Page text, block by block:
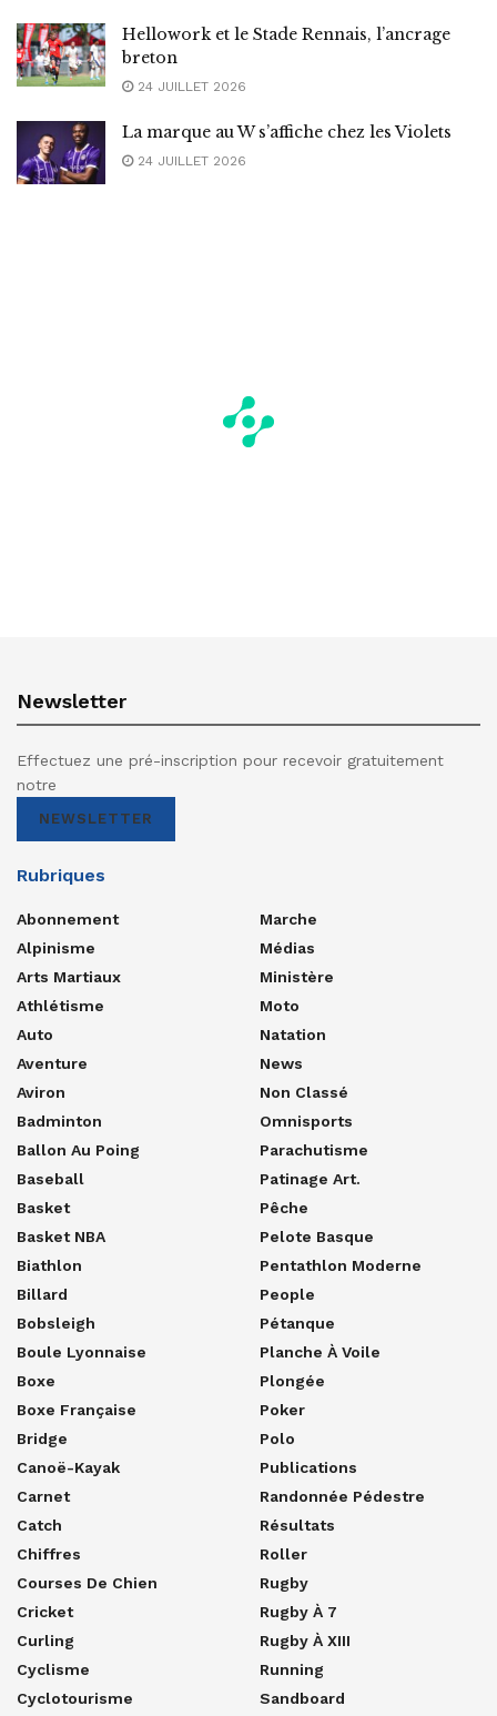
Hellowork et le Stade Rennais, l’ancrage
breton
24 JUILLET 2026
La marque au W s’affiche chez les Violets
24 JUILLET 2026
Newsletter
Effectuez une pré-inscription pour recevoir gratuitement
notre
NEWSLETTER
Rubriques
Abonnement
Alpinisme
Arts Martiaux
Athlétisme
Auto
Aventure
Aviron
Badminton
Ballon Au Poing
Baseball
Basket
Basket NBA
Biathlon
Billard
Bobsleigh
Boule Lyonnaise
Boxe
Boxe Française
Bridge
Canoë-Kayak
Carnet
Catch
Chiffres
Courses De Chien
Cricket
Curling
Cyclisme
Cyclotourisme
Marche
Médias
Ministère
Moto
Natation
News
Non Classé
Omnisports
Parachutisme
Patinage Art.
Pêche
Pelote Basque
Pentathlon Moderne
People
Pétanque
Planche À Voile
Plongée
Poker
Polo
Publications
Randonnée Pédestre
Résultats
Roller
Rugby
Rugby À 7
Rugby À XIII
Running
Sandboard